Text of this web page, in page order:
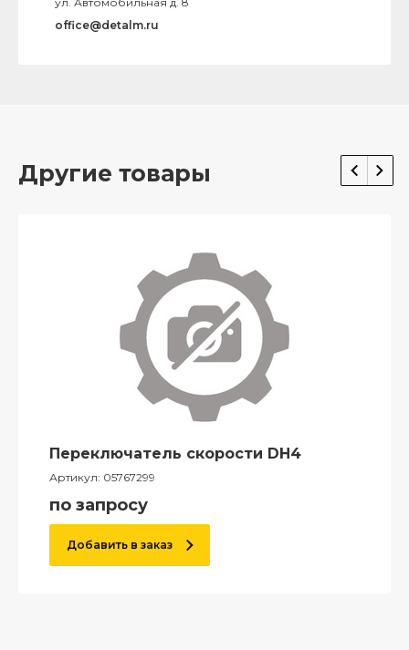
office@detalm.ru
Другие товары
Переключатель скорости DH4
Артикул: 05767299
по запросу
Добавить в заказ